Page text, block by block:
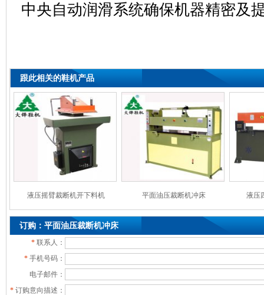
中央自动润滑系统确保机器精密及
跟此相关的鞋机产品
液压摇臂裁断机开下料机 平面油压裁断机冲床 液压
订购：平面油压裁断机冲床
* 联系人：
* 手机号码：
电子邮件：
* 订购意向描述：